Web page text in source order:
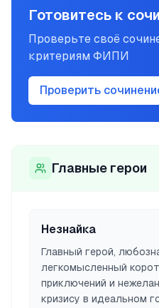
Готовитесь к
Проверьте своё
критериям ФИПИ
Проверить
Главные герои
Незнайка
Главный герой,
легкомысленный
приключений и
кризису в идеальном